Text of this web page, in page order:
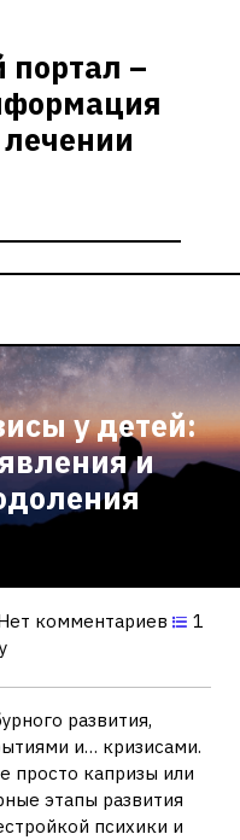
–
у детей:
и
комментариев
1
развития,
и… кризисами.
просто капризы или
этапы развития
психики и